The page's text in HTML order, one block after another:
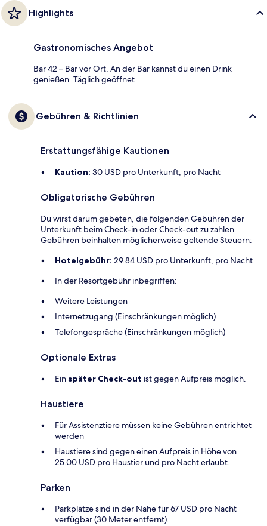
Highlights
Gastronomisches Angebot
Bar 42 – Bar vor Ort. An der Bar kannst du einen Drink
genießen. Täglich geöffnet
Gebühren & Richtlinien
Erstattungsfähige Kautionen
Kaution: 30 USD pro Unterkunft, pro Nacht
Obligatorische Gebühren
Du wirst darum gebeten, die folgenden Gebühren der
Unterkunft beim Check-in oder Check-out zu zahlen.
Gebühren beinhalten möglicherweise geltende Steuern:
Hotelgebühr: 29.84 USD pro Unterkunft, pro Nacht
In der Resortgebühr inbegriffen:
Weitere Leistungen
Internetzugang (Einschränkungen möglich)
Telefongespräche (Einschränkungen möglich)
Optionale Extras
Ein später Check-out ist gegen Aufpreis möglich.
Haustiere
Für Assistenztiere müssen keine Gebühren entrichtet
werden
Haustiere sind gegen einen Aufpreis in Höhe von
25.00 USD pro Haustier und pro Nacht erlaubt.
Parken
Parkplätze sind in der Nähe für 67 USD pro Nacht
verfügbar (30 Meter entfernt).